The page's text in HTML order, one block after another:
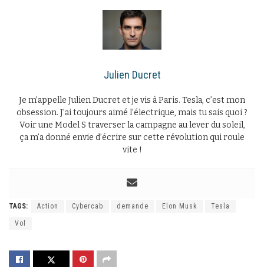
Julien Ducret
Je m’appelle Julien Ducret et je vis à Paris. Tesla, c’est mon
obsession. J’ai toujours aimé l’électrique, mais tu sais quoi ?
Voir une Model S traverser la campagne au lever du soleil,
ça m’a donné envie d’écrire sur cette révolution qui roule
vite !
TAGS: Action Cybercab demande Elon Musk Tesla
Vol